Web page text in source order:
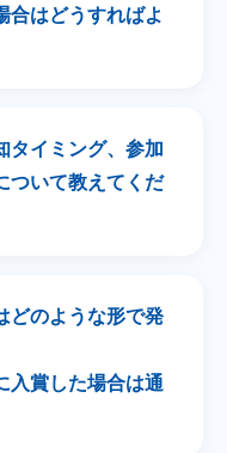
合はどうすればよ
タイミング、参加
ついて教えてくだ
どのような形で発
入賞した場合は通